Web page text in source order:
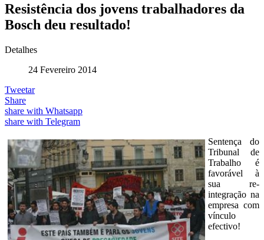
Resistência dos jovens trabalhadores da
Bosch deu resultado!
Detalhes
24 Fevereiro 2014
Tweetar
Share
share with Whatsapp
share with Telegram
Sentença do
Tribunal de
Trabalho é
favorável à
sua re-
integração na
empresa com
vínculo
efectivo!